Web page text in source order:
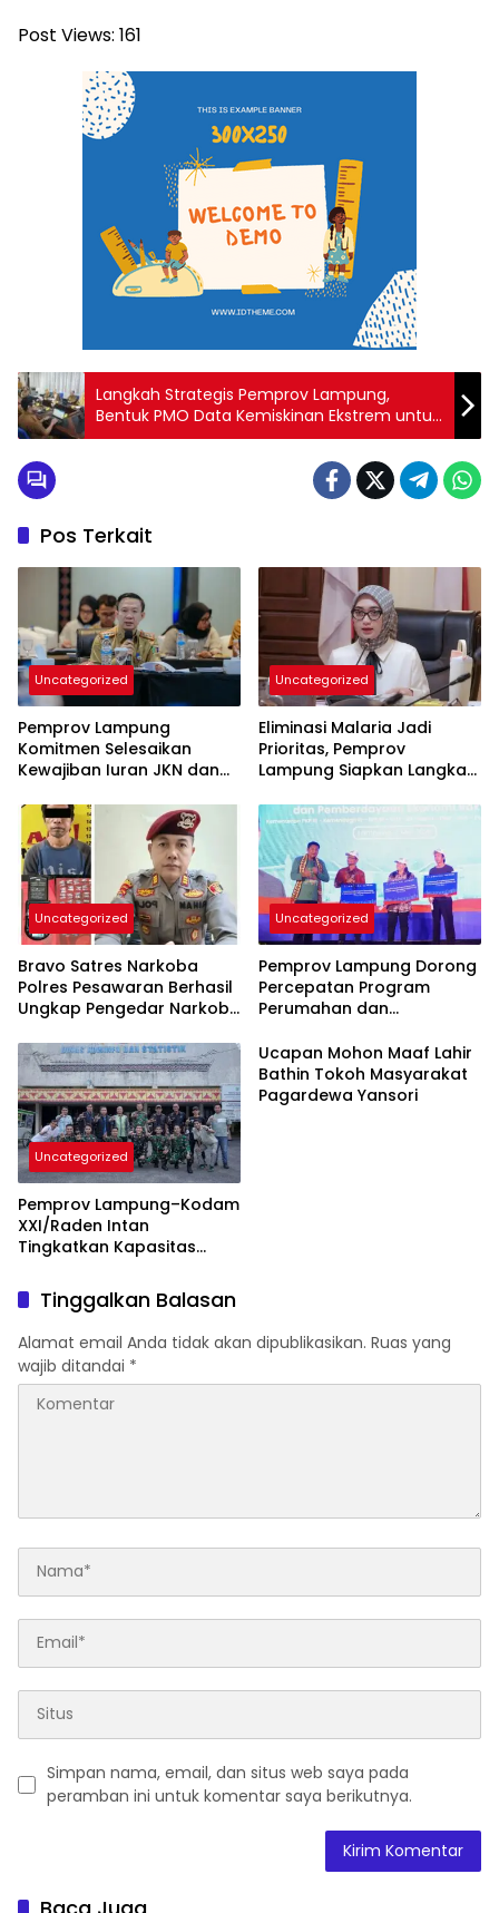
Post Views: 161
Langkah Strategis Pemprov Lampung,
Bentuk PMO Data Kemiskinan Ekstrem untuk
Percepatan Penanggulangan
Pos Terkait
Uncategorized
Pemprov Lampung
Komitmen Selesaikan
Kewajiban Iuran JKN dan
Kepesertaan BPJS
Kesehatan
Uncategorized
Eliminasi Malaria Jadi
Prioritas, Pemprov
Lampung Siapkan Langkah
Uncategorized
Bravo Satres Narkoba
Polres Pesawaran Berhasil
Ungkap Pengedar Narkoba
Uncategorized
Pemprov Lampung Dorong
Percepatan Program
Perumahan dan
Rakyat
Uncategorized
Pemprov Lampung–Kodam
XXI/Raden Intan
Tingkatkan Kapasitas
Komunikasi Publik
Ucapan Mohon Maaf Lahir
Bathin Tokoh Masyarakat
Pagardewa Yansori
Tinggalkan Balasan
Alamat email Anda tidak akan dipublikasikan. Ruas yang
wajib ditandai *
Simpan nama, email, dan situs web saya pada
peramban ini untuk komentar saya berikutnya.